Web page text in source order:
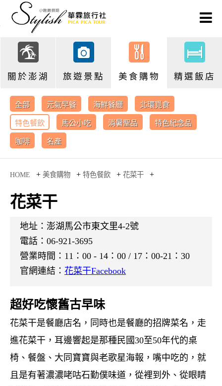
關於澎湖 旅遊景點 美食購物 精選飯店
全部 元氣早餐 海鮮餐廳 北環覓食
特色餐飲 馬公小吃 消暑聖品 特色紀念品
咖啡 名產
HOME + 美食購物 + 特色餐飲 + 花菜干 +
花菜干
地址： 澎湖馬公市東文里4-2號
電話：06-921-3695
營業時間：11：00 - 14：00 / 17：00-21：30
官網連結： 花菜干Facebook
超好吃懷舊古早味
花菜干是餐廳店名，同時也是餐廳的招牌菜名，走
進花菜干，耳邊響起是那種民國30至50年代的桌
椅、餐盤、大同寶寶與老歌星海報，嘴中吃的，就
且是有著濃濃咾咕石勤僕味道，從裡到外、從眼睛